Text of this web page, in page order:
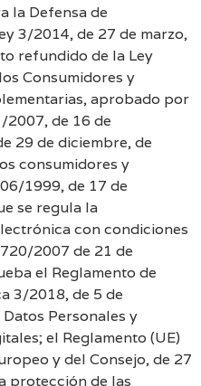
la Defensa de
3/2014, de 27 de marzo,
refundido de la Ley
Consumidores y
aprobado por
2007, de 16 de
29 de diciembre, de
consumidores y
1999, de 17 de
se regula la
con condiciones
2007 de 21 de
el Reglamento de
3/2018, de 5 de
Personales y
el Reglamento (UE)
y del Consejo, de 27
protección de las